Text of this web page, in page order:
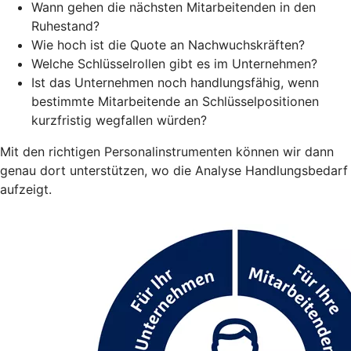
Wann gehen die nächsten Mitarbeitenden in den
Ruhestand?
Wie hoch ist die Quote an Nachwuchskräften?
Welche Schlüsselrollen gibt es im Unternehmen?
Ist das Unternehmen noch handlungsfähig, wenn
bestimmte Mitarbeitende an Schlüsselpositionen
kurzfristig wegfallen würden?
Mit den richtigen Personalinstrumenten können wir dann
genau dort unterstützen, wo die Analyse Handlungsbedarf
aufzeigt.